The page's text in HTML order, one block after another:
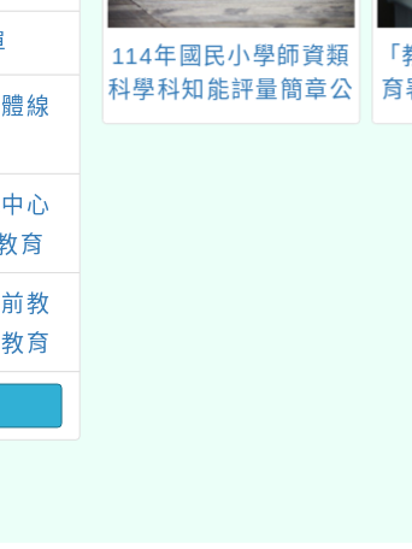
線
心
育
教
育
專
夢
嘉年 114年國民小學師資類
科學科知能評量簡章公
告
育
語